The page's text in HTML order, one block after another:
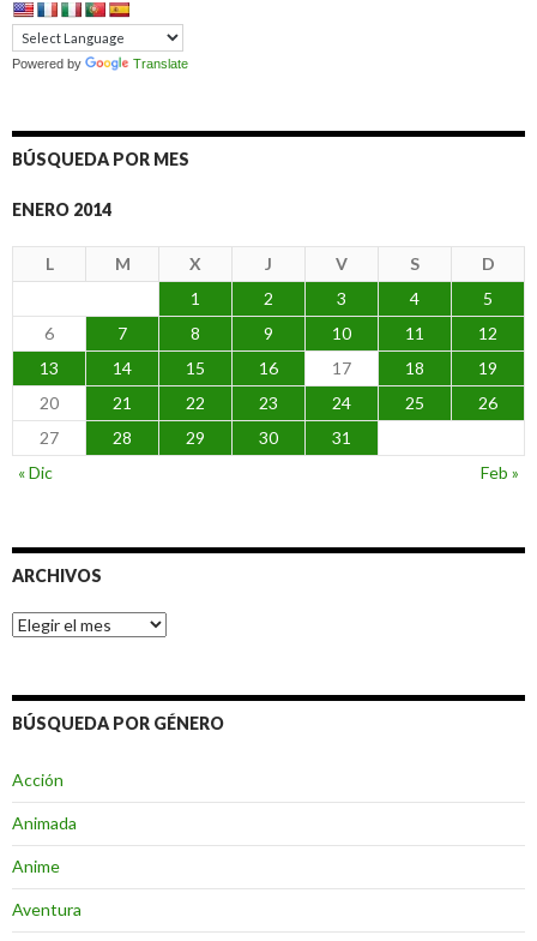
Powered by Translate
BÚSQUEDA POR MES
ENERO 2014
L M X J V S
D
1
2 3 4
5
6
7 8 9 10 11
12
13
14 15 16 17 18
19
20
21 22 23 24 25
26
27
28 29 30
31
« Dic
Feb »
ARCHIVOS
Archivos
BÚSQUEDA POR GÉNERO
Acción
Animada
Anime
Aventura